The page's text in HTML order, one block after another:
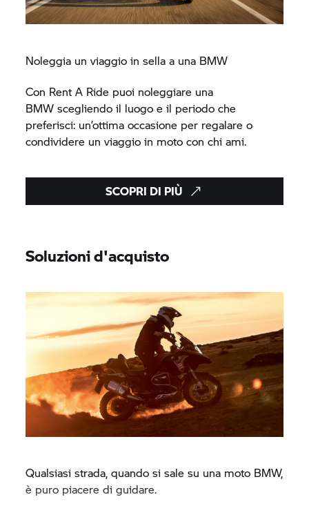
Noleggia un viaggio in sella a una BMW
Con Rent A Ride puoi noleggiare una
BMW scegliendo il luogo e il periodo che
preferisci: un’ottima occasione per regalare o
condividere un viaggio in moto con chi ami.
SCOPRI DI PIÙ
Soluzioni d'acquisto
Qualsiasi strada, quando si sale su una moto BMW,
è puro piacere di guidare.